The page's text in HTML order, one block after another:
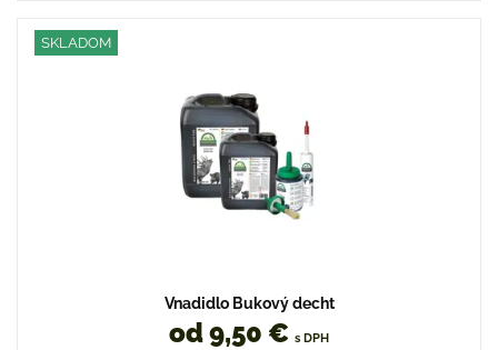
SKLADOM
Vnadidlo Bukový decht
od 9,50 € s DPH